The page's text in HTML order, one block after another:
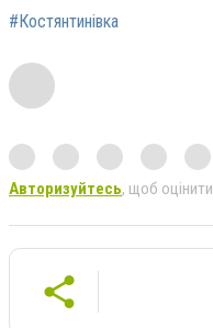
#Костянтинівка
Авторизуйтесь, щоб оцінити